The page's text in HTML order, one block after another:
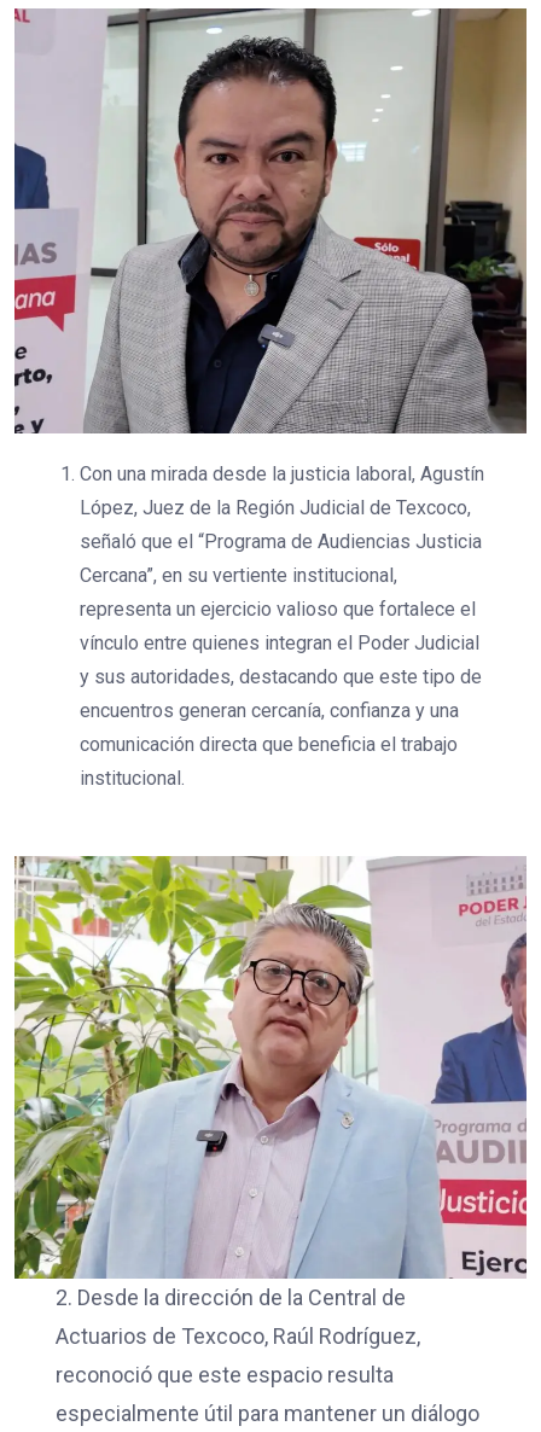
Con una mirada desde la justicia laboral, Agustín
López, Juez de la Región Judicial de Texcoco,
señaló que el “Programa de Audiencias Justicia
Cercana”, en su vertiente institucional,
representa un ejercicio valioso que fortalece el
vínculo entre quienes integran el Poder Judicial
y sus autoridades, destacando que este tipo de
encuentros generan cercanía, confianza y una
comunicación directa que beneficia el trabajo
institucional.
2. Desde la dirección de la Central de
Actuarios de Texcoco, Raúl Rodríguez,
reconoció que este espacio resulta
especialmente útil para mantener un diálogo